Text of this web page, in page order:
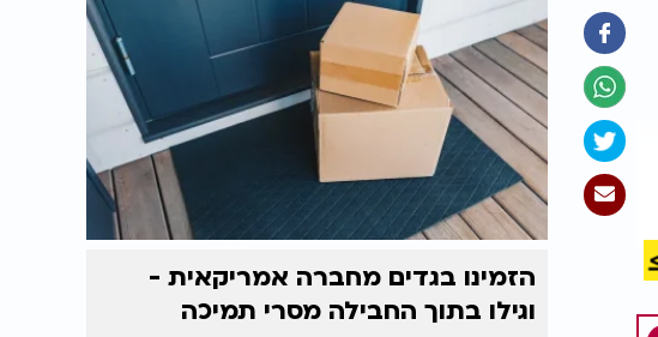
הזמינו בגדים מחברה אמריקאית -
וגילו בתוך החבילה מסרי תמיכה